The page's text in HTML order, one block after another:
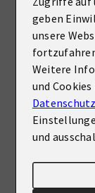
Haus zu
ca. 198
Kaufpreis
389.000
geben
unsere
Weitere
und
und